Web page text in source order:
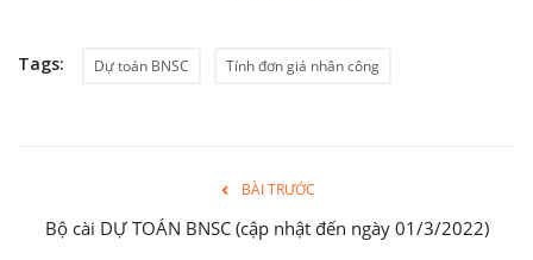
Tags: Dự toán BNSC Tính đơn giá nhân công
BÀI TRƯỚC
Bộ cài DỰ TOÁN BNSC (cập nhật đến ngày 01/3/2022)